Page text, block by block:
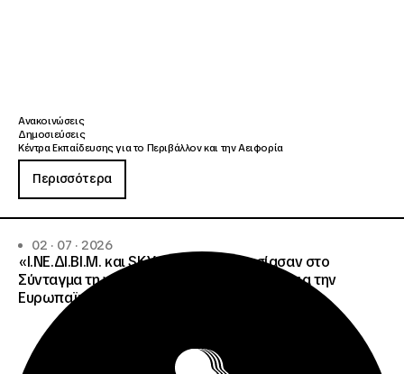
Ανακοινώσεις
Δημοσιεύσεις
Κέντρα Εκπαίδευσης για το Περιβάλλον και την Αειφορία
Περισσότερα
02 · 07 · 2026
«Ι.ΝΕ.ΔΙ.ΒΙ.Μ. και SKY express παρουσίασαν στο
Σύνταγμα τη νέα στρατηγική συνεργασία για την
Ευρωπαϊκή Κάρτα Νέων»